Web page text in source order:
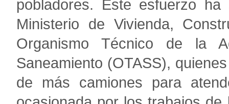
pobladores. Este esfuerzo
Ministerio de Vivienda,
Organismo Técnico de la
Saneamiento (OTASS),
de más camiones para